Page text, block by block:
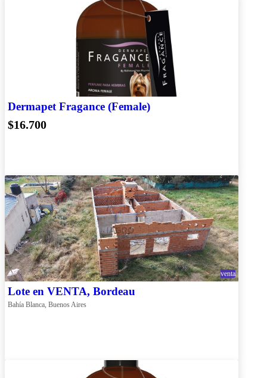
Dermapet Fragance (Female)
$16.700
venta
Lote en VENTA, Bordeau
Bahía Blanca, Buenos Aires